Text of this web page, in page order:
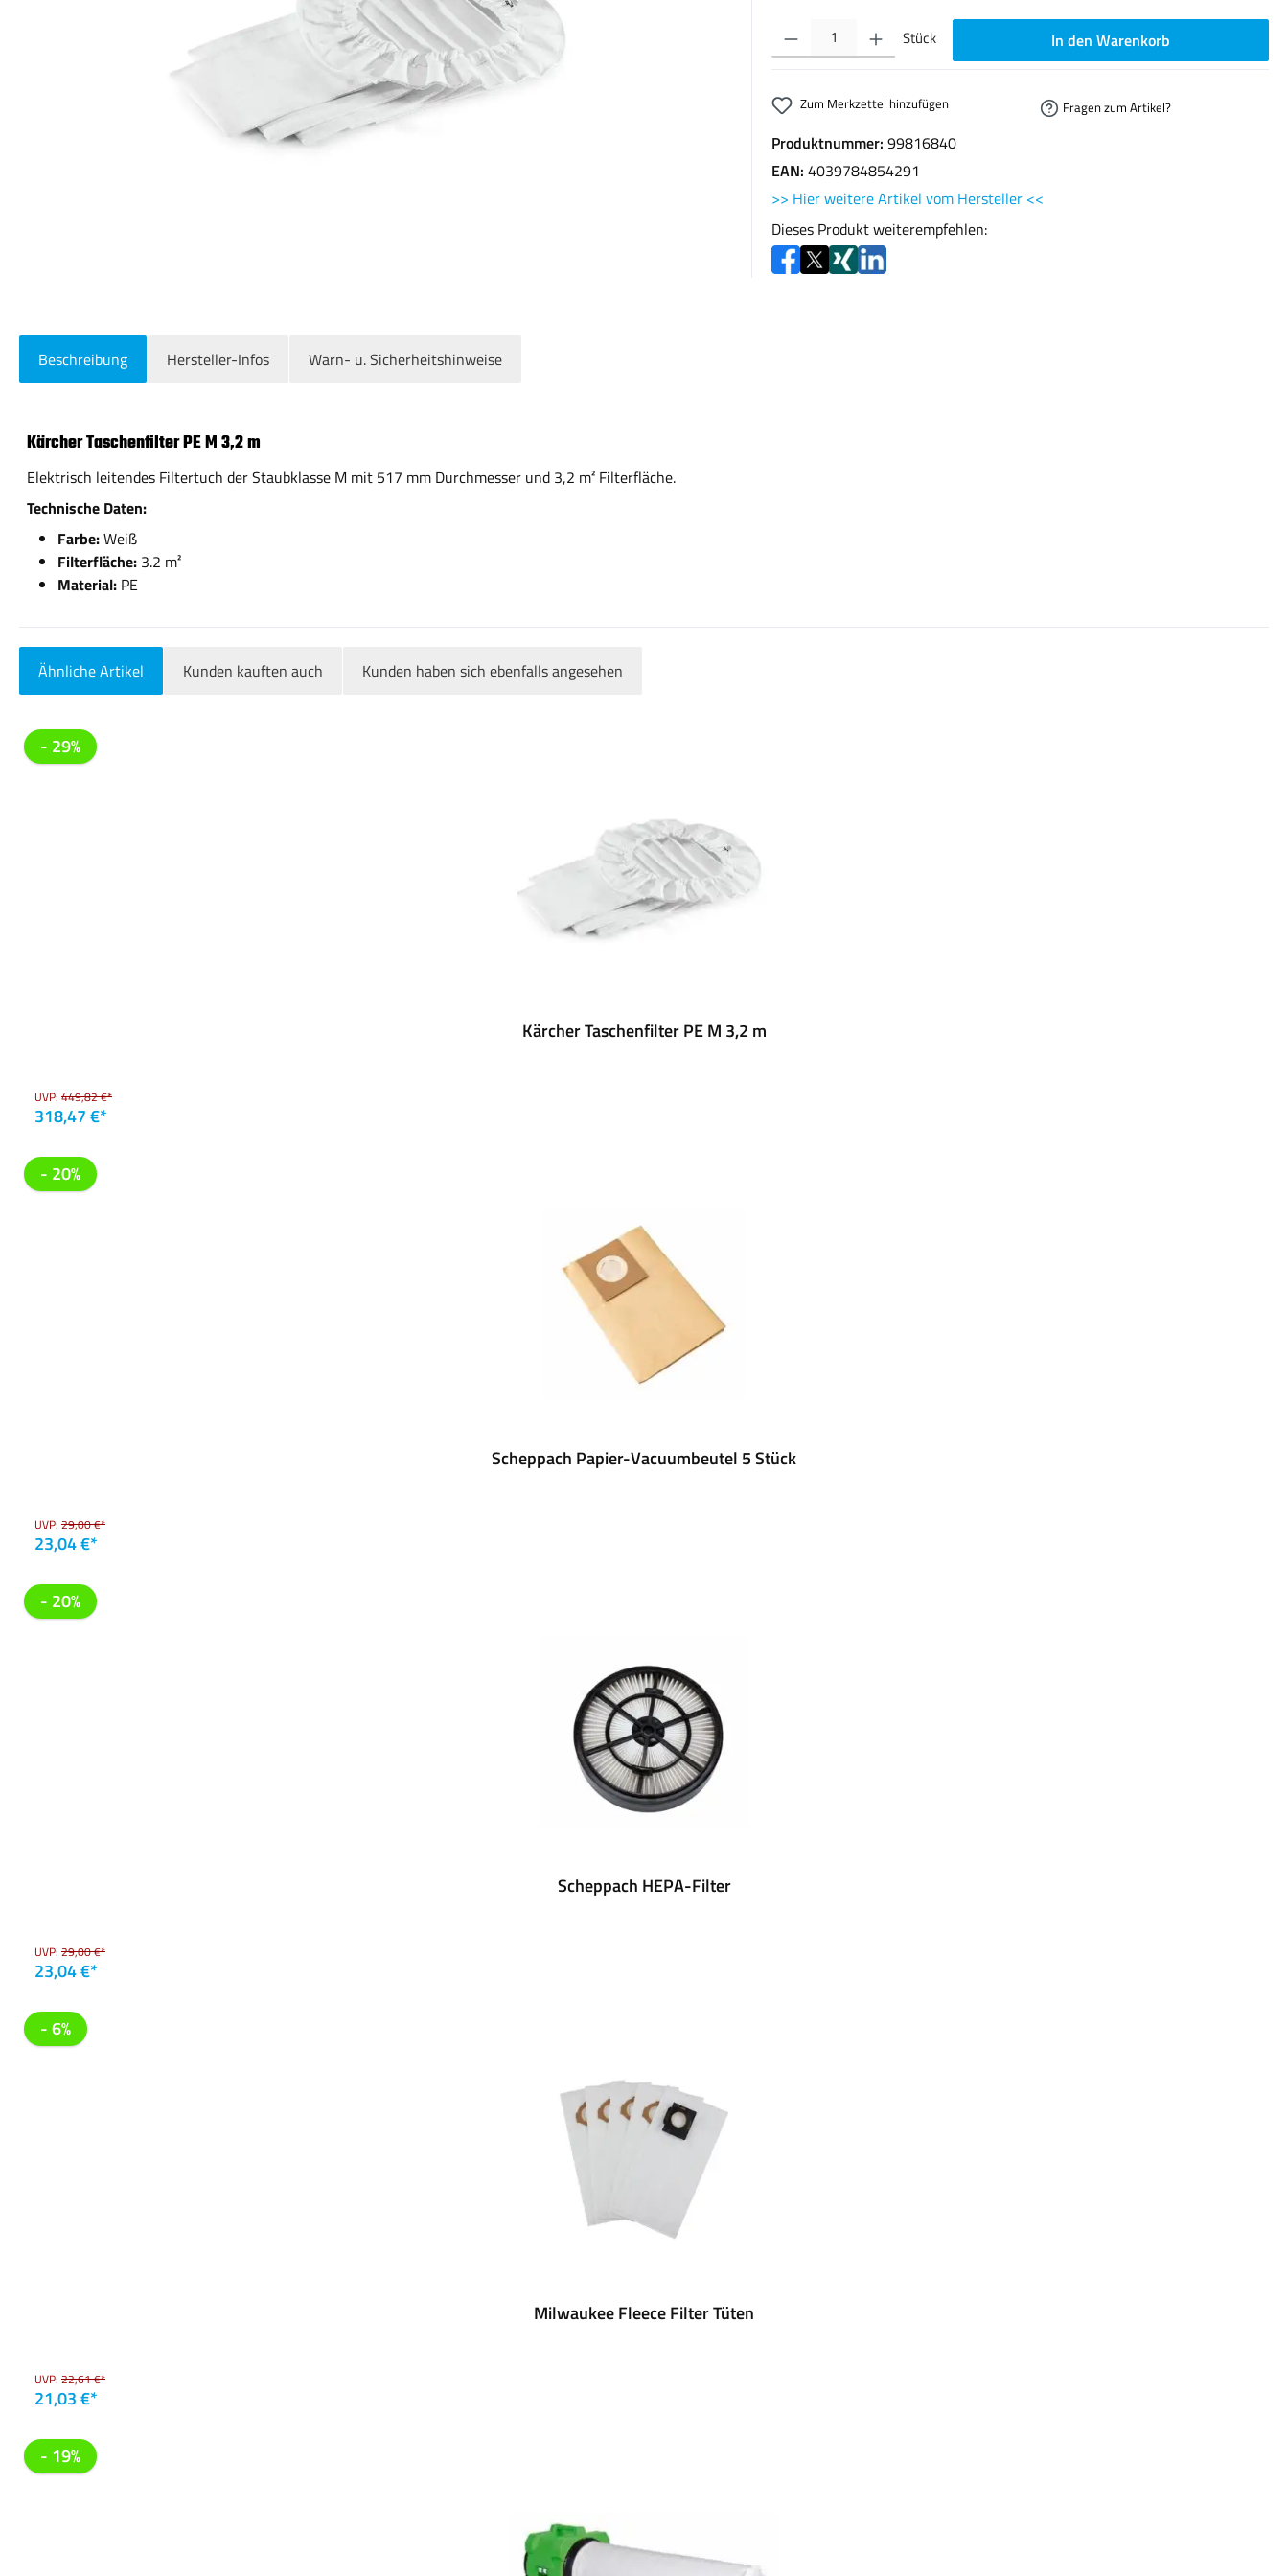
Produkt Anzahl: Gib den gewünschten Wert ein oder benutze die Schaltflächen um die Anzahl zu erhöhen
Stück In den Warenkorb
Zum Merkzettel hinzufügen Fragen zum Artikel?
Produktnummer: 99816840
EAN: 4039784854291
>> Hier weitere Artikel vom Hersteller <<
Dieses Produkt weiterempfehlen:
Beschreibung Hersteller-Infos Warn- u. Sicherheitshinweise
Kärcher Taschenfilter PE M 3,2 m
Elektrisch leitendes Filtertuch der Staubklasse M mit 517 mm Durchmesser und 3,2 m² Filterfläche.
Technische Daten:
Farbe:Weiß
Filterfläche: 3.2 m²
Material: PE
Ähnliche Artikel Kunden kauften auch Kunden haben sich ebenfalls angesehen
Produktgalerie überspringen
- 29%
Kärcher Taschenfilter PE M 3,2 m
UVP: 449,82 €*
318,47 €*
- 20%
Scheppach Papier-Vacuumbeutel 5 Stück
UVP: 29,00 €*
23,04 €*
- 20%
Scheppach HEPA-Filter
UVP: 29,00 €*
23,04 €*
- 6%
Milwaukee Fleece Filter Tüten
UVP: 22,61 €*
21,03 €*
- 19%